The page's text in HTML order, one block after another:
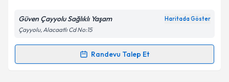
Kişisel verilerimin işlenmesine ilişkin
Metni'ni okudum ve kişisel verilerimin belirtilen
Güven Çayyolu Sağlıklı Yaşam Haritada Göster
Çayyolu, Alacaatlı Cd No:15
Randevu Talep Et
Randevu Takvimi Talebi